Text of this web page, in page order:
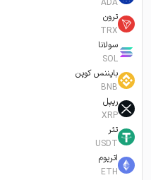
ADA
ترون
TRX
سولانا
SOL
بایننس کوین
BNB
ریپل
XRP
تتر
USDT
اتریوم
ETH